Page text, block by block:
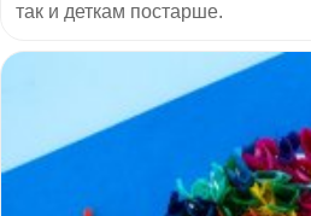
так и деткам постарше.